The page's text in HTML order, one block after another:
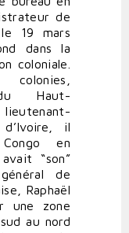
de
19 mars
dans la
coloniale.
du Haut-
il
en
“son”
de
Raphaël
une zone
au nord